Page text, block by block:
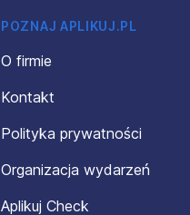
POZNAJ APLIKUJ.PL
O firmie
Kontakt
Polityka prywatności
Organizacja wydarzeń
Aplikuj Check